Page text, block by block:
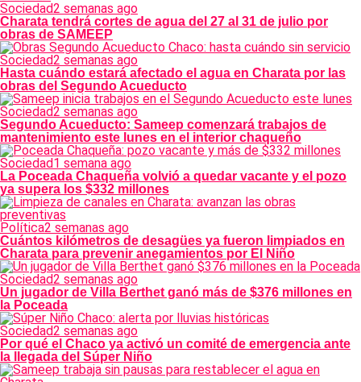
Sociedad2 semanas ago
Charata tendrá cortes de agua del 27 al 31 de julio por
obras de SAMEEP
Sociedad2 semanas ago
Hasta cuándo estará afectado el agua en Charata por las
obras del Segundo Acueducto
Sociedad2 semanas ago
Segundo Acueducto: Sameep comenzará trabajos de
mantenimiento este lunes en el interior chaqueño
Sociedad1 semana ago
La Poceada Chaqueña volvió a quedar vacante y el pozo
ya supera los $332 millones
Política2 semanas ago
Cuántos kilómetros de desagües ya fueron limpiados en
Charata para prevenir anegamientos por El Niño
Sociedad2 semanas ago
Un jugador de Villa Berthet ganó más de $376 millones en
la Poceada
Sociedad2 semanas ago
Por qué el Chaco ya activó un comité de emergencia ante
la llegada del Súper Niño